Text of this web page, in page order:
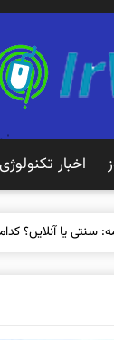
اخبار تکنولوژی
سنتی یا آنلاین؟